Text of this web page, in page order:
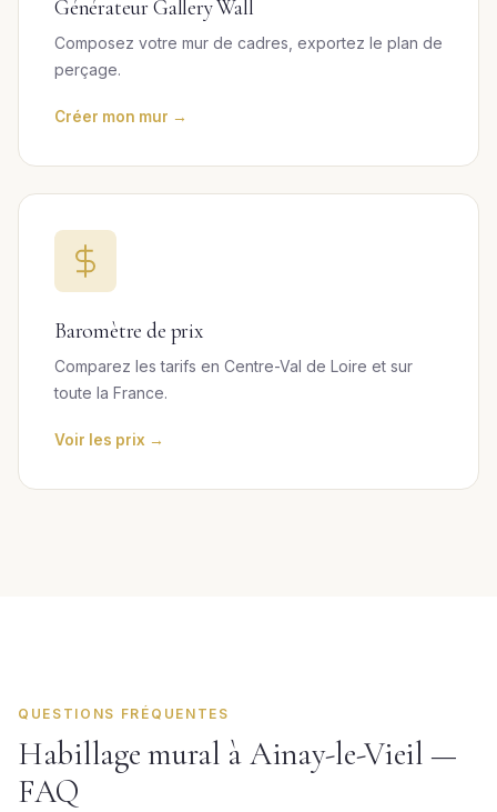
Générateur Gallery Wall
Composez votre mur de cadres, exportez le plan de
perçage.
Créer mon mur →
Baromètre de prix
Comparez les tarifs en Centre-Val de Loire et sur
toute la France.
Voir les prix →
QUESTIONS FRÉQUENTES
Habillage mural à Ainay-le-Vieil —
FAQ